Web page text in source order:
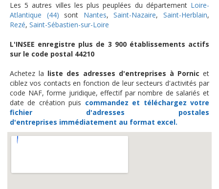
Les 5 autres villes les plus peuplées du département Loire-
Atlantique (44) sont Nantes,Saint-Nazaire,Saint-Herblain,
Rezé, Saint-Sébastien-sur-Loire
L'INSEE enregistre plus de 3 900 établissements actifs
sur le code postal 44210
Achetez la liste des adresses d'entreprises à Pornic et
ciblez vos contacts en fonction de leur secteurs d'activités par
code NAF, forme juridique, effectif par nombre de salariés et
date de création puis commandez et téléchargezvotre
fichier d'adresses postales
d'entreprises immédiatement au format excel.